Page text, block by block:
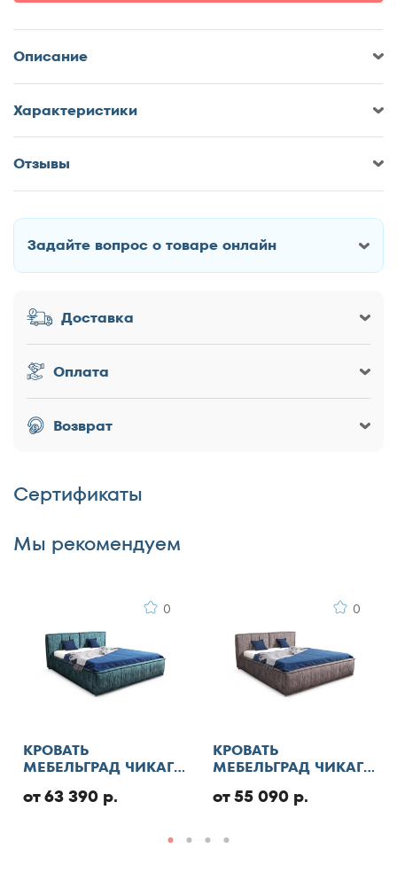
Описание
Характеристики
Отзывы
Оставить отзыв о Детская кровать
Как Вас зовут?
Заголовок
Оценка товара
Достоинства
Недостатки
Комментарий
Задайте вопрос о товаре онлайн
Доставка
Оплата
Возврат
Сертификаты
Мы рекомендуем
0
КРОВАТЬ
МЕБЕЛЬГРАД ЧИКАГО
от 63 390 р.
0
КРОВАТЬ
МЕБЕЛЬГРАД ЧИКАГО
от 55 090 р.